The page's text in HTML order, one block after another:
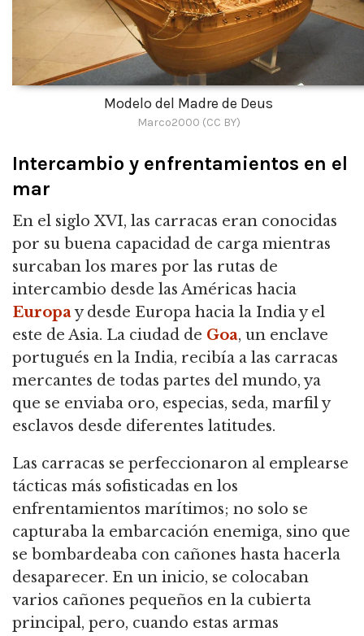
Modelo del Madre de Deus
Marco2000 (CC BY)
Intercambio y enfrentamientos en el
mar
En el siglo XVI, las carracas eran conocidas
por su buena capacidad de carga mientras
surcaban los mares por las rutas de
intercambio desde las Américas hacia
Europay desde Europa hacia la India y el
este de Asia. La ciudad de Goa, un enclave
portugués en la India, recibía a las carracas
mercantes de todas partes del mundo, ya
que se enviaba oro, especias, seda, marfil y
esclavos desde diferentes latitudes.
Las carracas se perfeccionaron al emplearse
tácticas más sofisticadas en los
enfrentamientos marítimos; no solo se
capturaba la embarcación enemiga, sino que
se bombardeaba con cañones hasta hacerla
desaparecer. En un inicio, se colocaban
varios cañones pequeños en la cubierta
principal, pero, cuando estas armas